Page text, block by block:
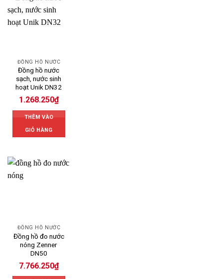
ĐỒNG HỒ NƯỚC
Đồng hồ nước
sạch, nước sinh
hoạt Unik DN32
1.268.250₫
THÊM VÀO
GIỎ HÀNG
ĐỒNG HỒ NƯỚC
Đồng hồ đo nước
nóng Zenner
DN50
7.766.250₫